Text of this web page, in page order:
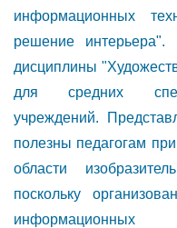
информационных
решение
дисциплины
для средних
учреждений.
полезны педагогам
области
поскольку